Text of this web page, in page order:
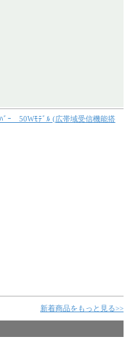
ﾞｰ 50Wﾓﾃﾞﾙ (広帯域受信機能搭
新着商品をもっと見る>>